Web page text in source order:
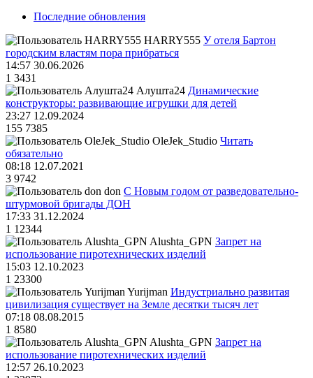
Последние обновления
HARRY555 У отеля Бартон
городским властям пора прибраться
14:57 30.06.2026
1 3431
Алушта24 Динамические
конструкторы: развивающие игрушки для детей
23:27 12.09.2024
155 7385
OleJek_Studio Читать
обязательно
08:18 12.07.2021
3 9742
don С Новым годом от разведовательно-
штурмовой бригады ДОН
17:33 31.12.2024
1 12344
Alushta_GPN Запрет на
использование пиротехнических изделий
15:03 12.10.2023
1 23300
Yurijman Индустриально развитая
цивилизация существует на Земле десятки тысяч лет
07:18 08.08.2015
1 8580
Alushta_GPN Запрет на
использование пиротехнических изделий
12:57 26.10.2023